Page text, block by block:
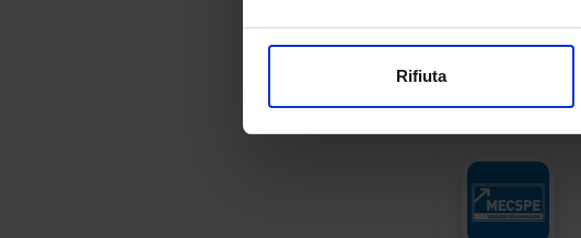
Rifiuta